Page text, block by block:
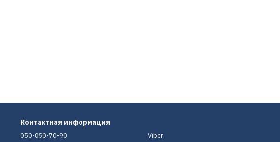
Контактная информация
050-050-70-90
Viber